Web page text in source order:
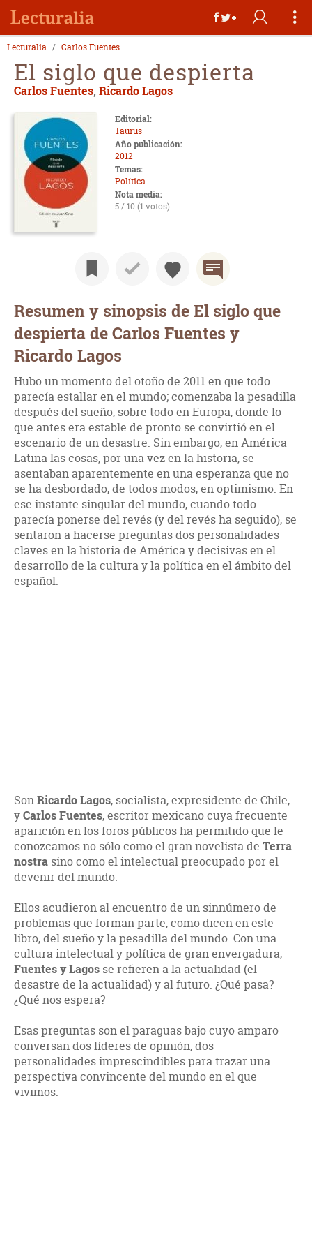
Lecturalia Carlos Fuentes
El siglo que despierta
Carlos Fuentes, Ricardo Lagos
Editorial:
Taurus
Año publicación:
2012
Temas:
Política
Nota media:
5 / 10 (1 votos)
Resumen y sinopsis de El siglo que
despierta de Carlos Fuentes y
Ricardo Lagos
Hubo un momento del otoño de 2011 en que todo
parecía estallar en el mundo; comenzaba la pesadilla
después del sueño, sobre todo en Europa, donde lo
que antes era estable de pronto se convirtió en el
escenario de un desastre. Sin embargo, en América
Latina las cosas, por una vez en la historia, se
asentaban aparentemente en una esperanza que no
se ha desbordado, de todos modos, en optimismo. En
ese instante singular del mundo, cuando todo
parecía ponerse del revés (y del revés ha seguido), se
sentaron a hacerse preguntas dos personalidades
claves en la historia de América y decisivas en el
desarrollo de la cultura y la política en el ámbito del
español.
SonRicardo Lagos, socialista, expresidente de Chile,
yCarlos Fuentes, escritor mexicano cuya frecuente
aparición en los foros públicos ha permitido que le
conozcamos no sólo como el gran novelista de Terra
nostra sino como el intelectual preocupado por el
devenir del mundo.
Ellos acudieron al encuentro de un sinnúmero de
problemas que forman parte, como dicen en este
libro, del sueño y la pesadilla del mundo. Con una
cultura intelectual y política de gran envergadura,
Fuentes y Lagos se refieren a la actualidad (el
desastre de la actualidad) y al futuro. ¿Qué pasa?
¿Qué nos espera?
Esas preguntas son el paraguas bajo cuyo amparo
conversan dos líderes de opinión, dos
personalidades imprescindibles para trazar una
perspectiva convincente del mundo en el que
vivimos.